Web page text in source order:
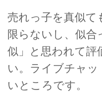
売れっ子を真似て
限らないし、似合
似」と思われて評
い。ライブチャ
いところです。